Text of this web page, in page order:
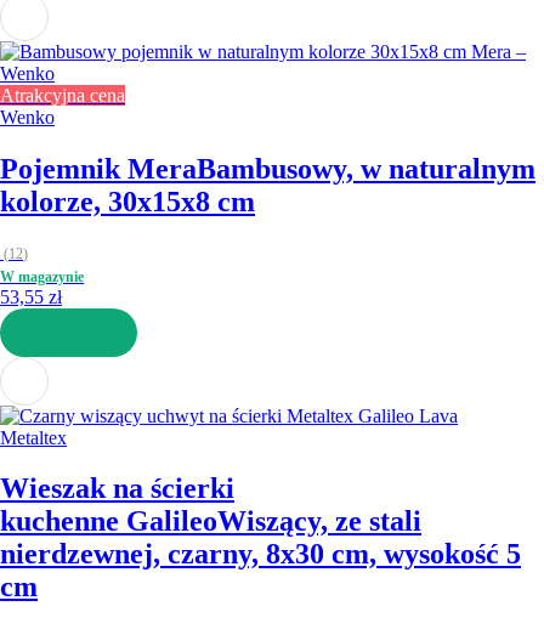
Atrakcyjna cena
Wenko
Pojemnik MeraBambusowy, w naturalnym
kolorze, 30x15x8 cm
(12)
W magazynie
53,55 zł
DO KOSZYKA
Metaltex
Wieszak na ścierki
kuchenne GalileoWiszący, ze stali
nierdzewnej, czarny, 8x30 cm, wysokość 5
cm